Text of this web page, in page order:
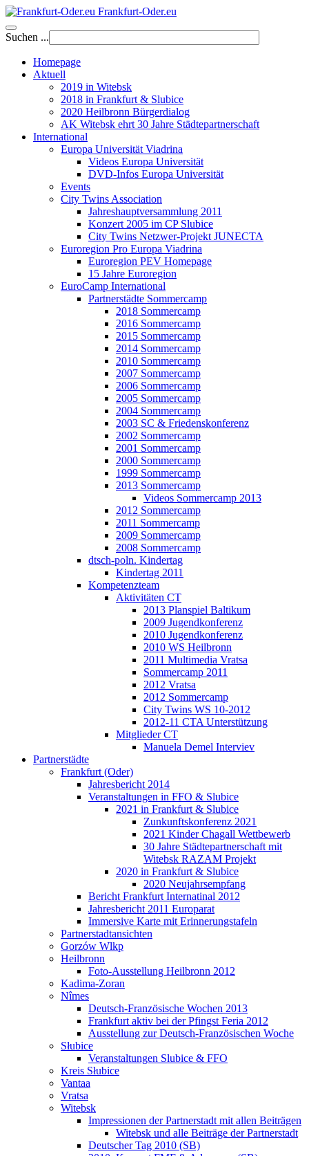
Frankfurt-Oder.eu
Suchen ...
Homepage
Aktuell
2019 in Witebsk
2018 in Frankfurt & Slubice
2020 Heilbronn Bürgerdialog
AK Witebsk ehrt 30 Jahre Städtepartnerschaft
International
Europa Universität Viadrina
Videos Europa Universität
DVD-Infos Europa Universität
Events
City Twins Association
Jahreshauptversammlung 2011
Konzert 2005 im CP Slubice
City Twins Netzwer-Projekt JUNECTA
Euroregion Pro Europa Viadrina
Euroregion PEV Homepage
15 Jahre Euroregion
EuroCamp International
Partnerstädte Sommercamp
2018 Sommercamp
2016 Sommercamp
2015 Sommercamp
2014 Sommercamp
2010 Sommercamp
2007 Sommercamp
2006 Sommercamp
2005 Sommercamp
2004 Sommercamp
2003 SC & Friedenskonferenz
2002 Sommercamp
2001 Sommercamp
2000 Sommercamp
1999 Sommercamp
2013 Sommercamp
Videos Sommercamp 2013
2012 Sommercamp
2011 Sommercamp
2009 Sommercamp
2008 Sommercamp
dtsch-poln. Kindertag
Kindertag 2011
Kompetenzteam
Aktivitäten CT
2013 Planspiel Baltikum
2009 Jugendkonferenz
2010 Jugendkonferenz
2010 WS Heilbronn
2011 Multimedia Vratsa
Sommercamp 2011
2012 Vratsa
2012 Sommercamp
City Twins WS 10-2012
2012-11 CTA Unterstützung
Mitglieder CT
Manuela Demel Interviev
Partnerstädte
Frankfurt (Oder)
Jahresbericht 2014
Veranstaltungen in FFO & Slubice
2021 in Frankfurt & Slubice
Zunkunftskonferenz 2021
2021 Kinder Chagall Wettbewerb
30 Jahre Städtepartnerschaft mit
Witebsk RAZAM Projekt
2020 in Frankfurt & Slubice
2020 Neujahrsempfang
Bericht Frankfurt Internatinal 2012
Jahresbericht 2011 Europarat
Immersive Karte mit Erinnerungstafeln
Partnerstadtansichten
Gorzów Wlkp
Heilbronn
Foto-Ausstellung Heilbronn 2012
Kadima-Zoran
Nîmes
Deutsch-Französische Wochen 2013
Frankfurt aktiv bei der Pfingst Feria 2012
Ausstellung zur Deutsch-Französischen Woche
Słubice
Veranstaltungen Slubice & FFO
Kreis Słubice
Vantaa
Vratsa
Witebsk
Impressionen der Partnerstadt mit allen Beiträgen
Witebsk und alle Beiträge der Partnerstadt
Deutscher Tag 2010 (SB)